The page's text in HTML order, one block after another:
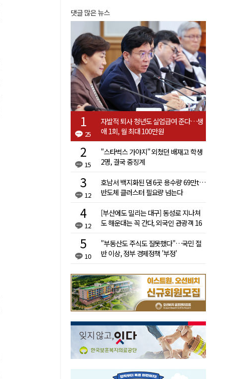
댓글 많은 뉴스
25
자발적 퇴사 청년도 실업급여 준다…생
애 1회, 월 최대 100만원
15
"스타벅스 가야지" 외쳤던 배재고 학생
2명, 결국 중징계
12
호남서 백지화된 댐 6곳 용수량 69만t…
반도체 클러스터 필요량 넘는다
12
[부산에도 밀리는 대구] 동성로 지나쳐
도 해운대는 꼭 간다, 외국인 관광객 16
10
"부동산도 주식도 잘못했다"…국민 절
반 이상, 정부 경제정책 '부정'